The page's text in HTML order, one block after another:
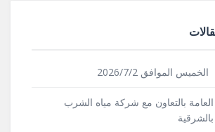
الموافق 2026/7/2
بالتعاون مع شركة مياه الشرب